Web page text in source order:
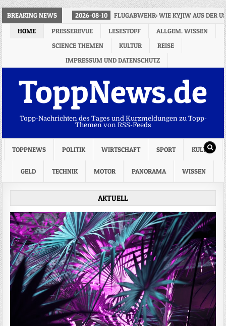
BREAKING NEWS 2026-08-10
FLUGABWEHR: WIE KYJIW AUS DER
HOME
PRESSEREVUE LESESTOFF
ALLGEM. WISSEN
SCIENCE THEMEN
KULTUR
REISE
IMPRESSUM UND DATENSCHUTZ
ToppNews.de
Topp-Nachrichten des Tages und Kurzmeldungen zu Topp-
Themen von RSS-Feeds
TOPPNEWS POLITIK WIRTSCHAFT SPORT KULTUR
GELD TECHNIK MOTOR PANORAMA WISSEN
AKTUELL